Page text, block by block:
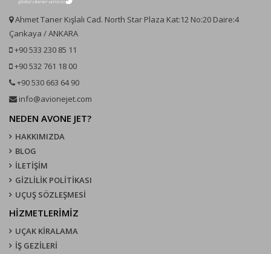
Ahmet Taner Kışlalı Cad. North Star Plaza Kat:12 No:20 Daire:4
Çankaya / ANKARA
+90 533 230 85 11
+90 532 761 18 00
+90 530 663 64 90
info@avionejet.com
NEDEN AVONE JET?
HAKKIMIZDA
BLOG
İLETİŞİM
GİZLİLİK POLİTİKASI
UÇUŞ SÖZLEŞMESI
HİZMETLERİMİZ
UÇAK KIRALAMA
İŞ GEZİLERİ